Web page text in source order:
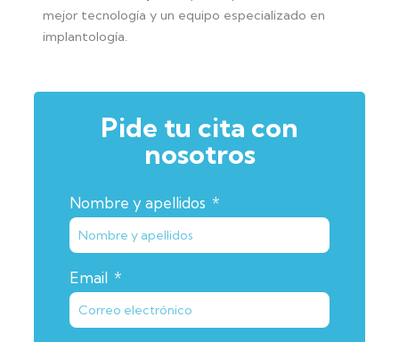
mejor tecnología y un equipo especializado en
implantología.
Pide tu cita con
nosotros
Nombre y apellidos
Email